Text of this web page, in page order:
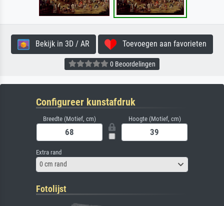
Bekijk in 3D / AR Toevoegen aan favorieten
0 Beoordelingen
Configureer kunstafdruk
Breedte (Motief, cm) Hoogte (Motief, cm)
Extra rand
0 cm rand
Fotolijst